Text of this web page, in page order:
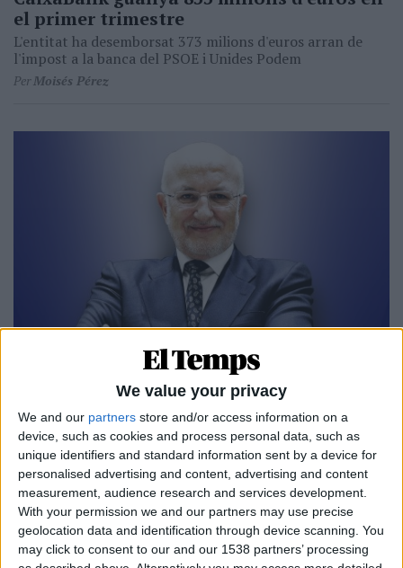
We value your privacy
We and our partners store and/or access information on a
device, such as cookies and process personal data, such as
unique identifiers and standard information sent by a device for
personalised advertising and content, advertising and content
measurement, audience research and services development.
With your permission we and our partners may use precise
geolocation data and identification through device scanning. You
may click to consent to our and our 1538 partners’ processing
el primer trimestre
L'entitat ha desemborsat 373 milions d'euros arran de
l'impost a la banca del PSOE i Unides Podem
PerMoisés Pérez
EMPRESA I POLÍTICA
Juan Roig, el gran poder fàctic valencià
La xarxa d'influència del propietari del gegant dels
supermercats Mercadona
PerMoisés Pérez